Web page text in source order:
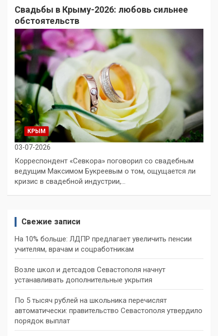
Свадьбы в Крыму-2026: любовь сильнее
обстоятельств
КРЫМ
03-07-2026
Корреспондент «Севкора» поговорил со свадебным
ведущим Максимом Букреевым о том, ощущается ли
кризис в свадебной индустрии,…
Свежие записи
На 10% больше: ЛДПР предлагает увеличить пенсии
учителям, врачам и соцработникам
Возле школ и детсадов Севастополя начнут
устанавливать дополнительные укрытия
По 5 тысяч рублей на школьника перечислят
автоматически: правительство Севастополя утвердило
порядок выплат